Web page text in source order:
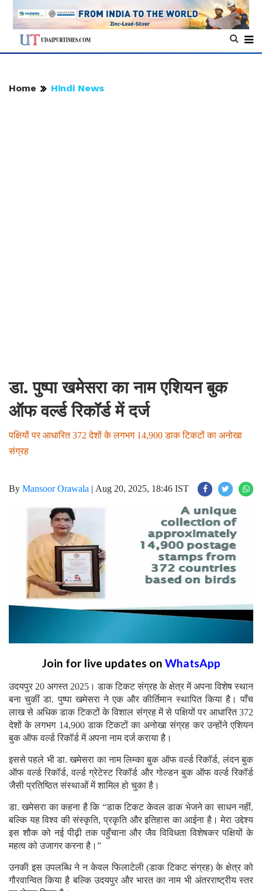
Home Hindi News
डा. पुष्पा खमेसरा का नाम एशियन बुक
ऑफ वर्ल्ड रिकॉर्ड में दर्ज
पक्षियों पर आधारित 372 देशों के लगभग 14,900 डाक टिकटों का अनोखा
संग्रह
By Mansoor Orawala | Aug 20, 2025, 18:46 IST
Join for live updates on WhatsApp
उदयपुर 20 अगस्त 2025। डाक टिकट संग्रह के क्षेत्र में अपना विशेष स्थान
बना चुकीं डा. पुष्पा खमेसरा ने एक और कीर्तिमान स्थापित किया है। पाँच
लाख से अधिक डाक टिकटों के विशाल संग्रह में से पक्षियों पर आधारित 372
देशों के लगभग 14,900 डाक टिकटों का अनोखा संग्रह कर उन्होंने एशियन
बुक ऑफ वर्ल्ड रिकॉर्ड में अपना नाम दर्ज कराया है।
इससे पहले भी डा. खमेसरा का नाम लिम्का बुक ऑफ वर्ल्ड रिकॉर्ड, लंदन बुक
ऑफ वर्ल्ड रिकॉर्ड, वर्ल्ड ग्रेटेस्ट रिकॉर्ड और गोल्डन बुक ऑफ वर्ल्ड रिकॉर्ड
जैसी प्रतिष्ठित संस्थाओं में शामिल हो चुका है।
डा. खमेसरा का कहना है कि “डाक टिकट केवल डाक भेजने का साधन नहीं,
बल्कि यह विश्व की संस्कृति, प्रकृति और इतिहास का आईना है। मेरा उद्देश्य
इस शौक को नई पीढ़ी तक पहुँचाना और जैव विविधता विशेषकर पक्षियों के
महत्व को उजागर करना है।”
उनकी इस उपलब्धि ने न केवल फिलाटेली (डाक टिकट संग्रह) के क्षेत्र को
गौरवान्वित किया है बल्कि उदयपुर और भारत का नाम भी अंतरराष्ट्रीय स्तर